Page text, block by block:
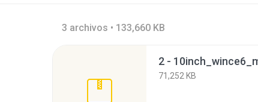
3 archivos • 133,660 KB
71,252 KB